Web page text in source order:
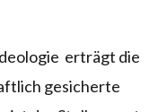
erträgt die
gesicherte